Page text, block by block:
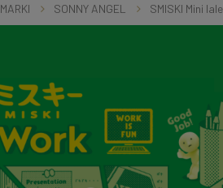
MARKI SONNY ANGEL SMISKI Mini